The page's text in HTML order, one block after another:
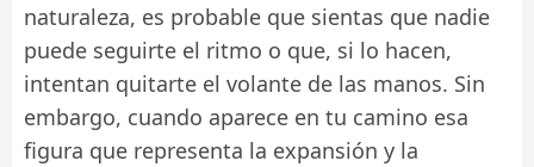
naturaleza, es probable que sientas que nadie
puede seguirte el ritmo o que, si lo hacen,
intentan quitarte el volante de las manos. Sin
embargo, cuando aparece en tu camino esa
figura que representa la expansión y la